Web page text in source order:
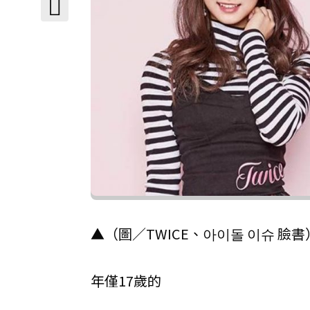
▲（圖／TWICE、아이돌 이슈 臉書
年僅17歲的